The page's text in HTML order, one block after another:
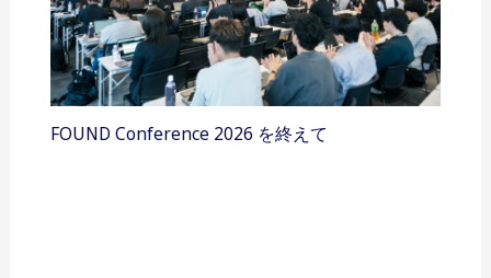
FOUND Conference 2026 を終えて